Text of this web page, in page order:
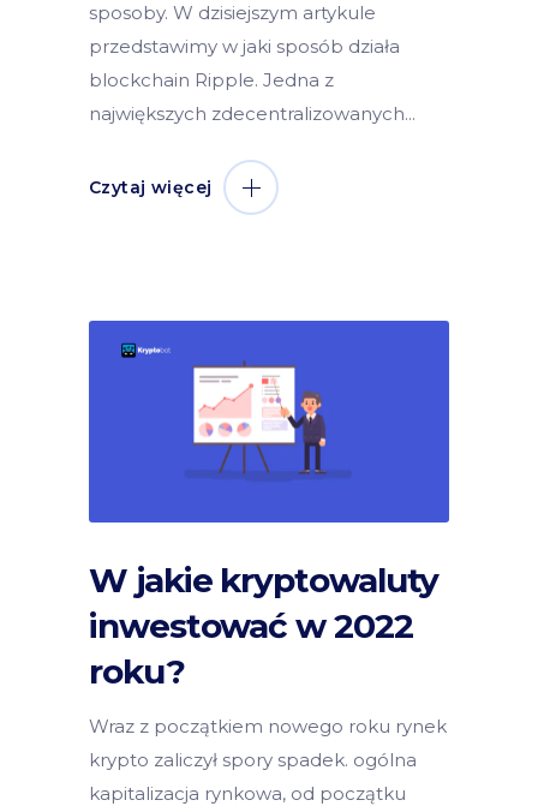
sposoby. W dzisiejszym artykule
przedstawimy w jaki sposób działa
blockchain Ripple. Jedna z
największych zdecentralizowanych
Czytaj więcej
W jakie kryptowaluty
inwestować w 2022
roku?
Wraz z początkiem nowego roku rynek
krypto zaliczył spory spadek. ogólna
kapitalizacja rynkowa, od początku